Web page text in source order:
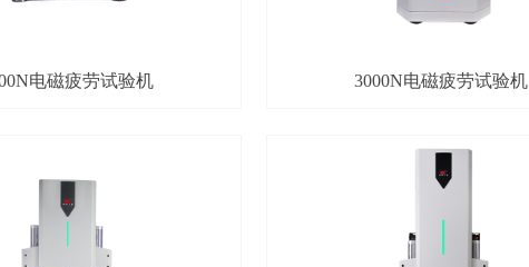
电磁疲劳试验机 3000N电磁疲劳试验机